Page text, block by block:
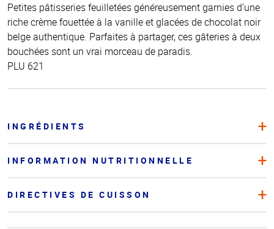
Petites pâtisseries feuilletées généreusement garnies d’une
riche crème fouettée à la vanille et glacées de chocolat noir
belge authentique. Parfaites à partager, ces gâteries à deux
bouchées sont un vrai morceau de paradis.
PLU 621
INGRÉDIENTS
INFORMATION NUTRITIONNELLE
DIRECTIVES DE CUISSON